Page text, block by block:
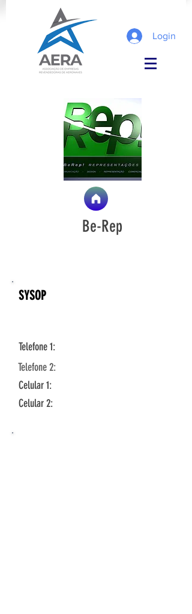
Login
Be-Rep
SYSOP
Telefone 1:
Telefone 2:
Celular 1:
Celular 2: